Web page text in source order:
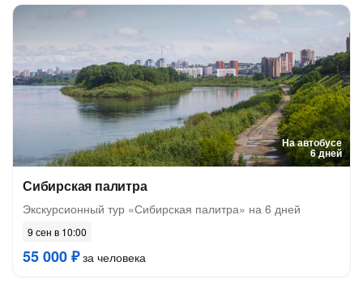
На автобусе
6 дней
Сибирская палитра
Экскурсионный тур «Сибирская палитра» на 6 дней
9 сен в 10:00
55 000 ₽за человека